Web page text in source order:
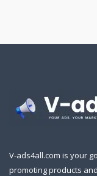
V-ads4all.com is your
promoting products